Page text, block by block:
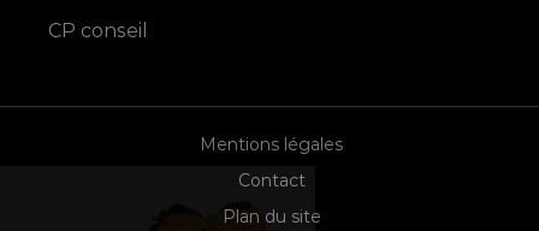
CP conseil
Mentions légales
Contact
Plan du site